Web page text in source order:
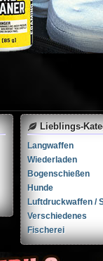
Lieblings-
Langwaffen
Wiederladen
Bogenschießen
Hunde
Luftdruckwaffen /
Verschiedenes
Fischerei